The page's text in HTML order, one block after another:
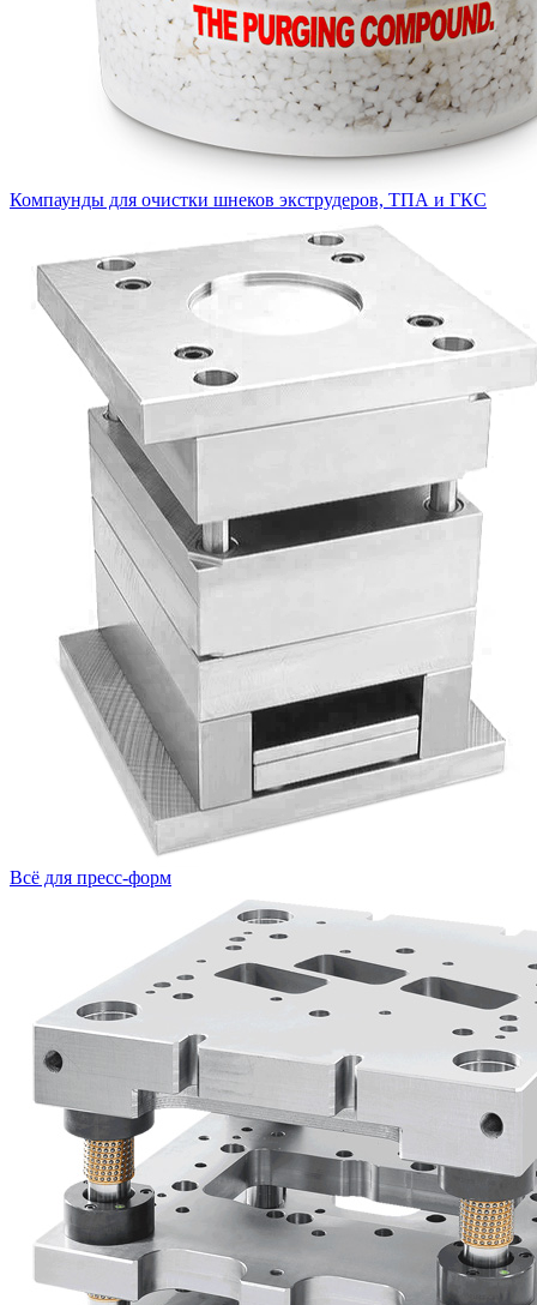
Компаунды для очистки шнеков экструдеров, ТПА и ГКС
Всё для пресс-форм